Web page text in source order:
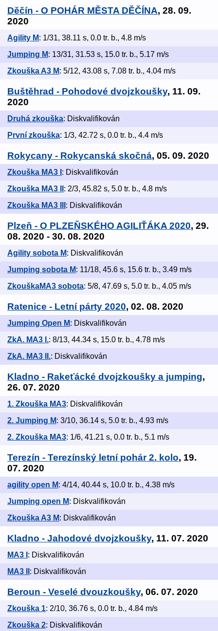
Děčín - O POHÁR MĚSTA DĚČÍNA, 28. 09.
2020
Agility M: 1/31, 38.11 s, 0.0 tr. b., 4.8 m/s
Jumping M: 13/31, 31.53 s, 15.0 tr. b., 5.17 m/s
Zkouška A3 M: 5/12, 43.08 s, 7.08 tr. b., 4.04 m/s
Buštěhrad - Pohodové dvojzkoušky, 11. 09.
2020
Druhá zkouška: Diskvalifikován
První zkouška: 1/3, 42.72 s, 0.0 tr. b., 4.4 m/s
Rokycany - Rokycanská skočná, 05. 09. 2020
Zkouška MA3 I : Diskvalifikován
Zkouška MA3 II : 2/3, 45.82 s, 5.0 tr. b., 4.8 m/s
Zkouška MA3 III : Diskvalifikován
Plzeň - O PLZEŇSKÉHO AGILIŤÁKA 2020, 29.
08. 2020 - 30. 08. 2020
Agility sobota M: Diskvalifikován
Jumping sobota M: 11/18, 45.6 s, 15.6 tr. b., 3.49 m/s
ZkouškaMA3 sobota: 5/8, 47.69 s, 5.0 tr. b., 4.05 m/s
Ratenice - Letní párty 2020, 02. 08. 2020
Jumping Open M: Diskvalifikován
ZkA. MA3 I.: 8/13, 44.34 s, 15.0 tr. b., 4.78 m/s
ZkA. MA3 II.: Diskvalifikován
Kladno - Rakeťácké dvojzkoušky a jumping,
26. 07. 2020
1. Zkouška MA3: Diskvalifikován
2. Jumping M: 3/10, 36.14 s, 5.0 tr. b., 4.93 m/s
2. Zkouška MA3: 1/6, 41.21 s, 0.0 tr. b., 5.1 m/s
Terezín - Terezínský letní pohár 2. kolo, 19.
07. 2020
agility open M: 4/14, 40.44 s, 10.0 tr. b., 4.38 m/s
Jumping open M: Diskvalifikován
Zkouška A3 M: Diskvalifikován
Kladno - Jahodové dvojzkoušky, 11. 07. 2020
MA3 I : Diskvalifikován
MA3 II : Diskvalifikován
Beroun - Veselé dvouzkoušky, 06. 07. 2020
Zkouška 1: 2/10, 36.76 s, 0.0 tr. b., 4.84 m/s
Zkouška 2: Diskvalifikován